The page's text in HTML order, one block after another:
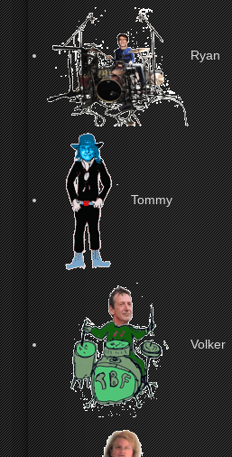
Ryan
Tommy
Volker